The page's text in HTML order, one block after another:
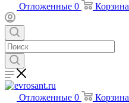
Отложенные 0 Корзина
Отложенные 0 Корзина